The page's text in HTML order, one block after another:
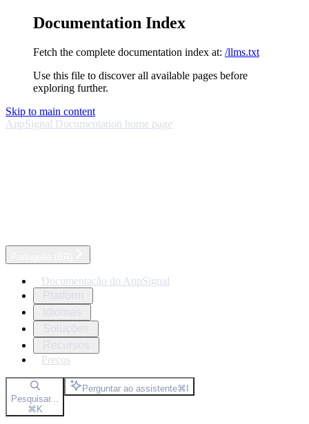
Documentation Index
Fetch the complete documentation index at: /llms.txt
Use this file to discover all available pages before
exploring further.
Skip to main content
AppSignal Documentation home page
Documentação do AppSignal
Preços
Pesquisar...
⌘K
Perguntar ao assistente⌘I